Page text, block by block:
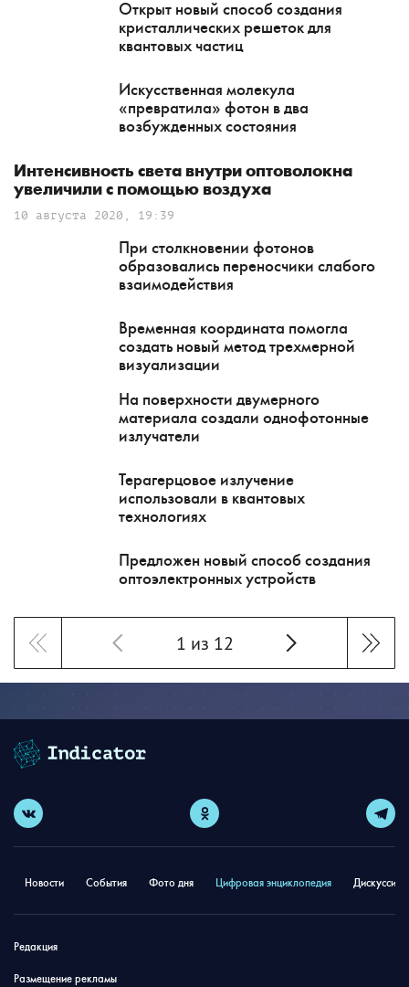
Открыт новый способ создания
кристаллических решеток для
квантовых частиц
Искусственная молекула
«превратила» фотон в два
возбужденных состояния
Интенсивность света внутри оптоволокна
увеличили с помощью воздуха
10 августа 2020, 19:39
При столкновении фотонов
образовались переносчики слабого
взаимодействия
Временная координата помогла
создать новый метод трехмерной
визуализации
На поверхности двумерного
материала создали однофотонные
излучатели
Терагерцовое излучение
использовали в квантовых
технологиях
Предложен новый способ создания
оптоэлектронных устройств
1 из 12
Новости События Фото дня Цифровая энциклопедия
Редакция
Размещение рекламы